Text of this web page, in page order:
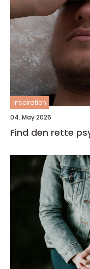
inspiration
04. May 2026
Find den rette